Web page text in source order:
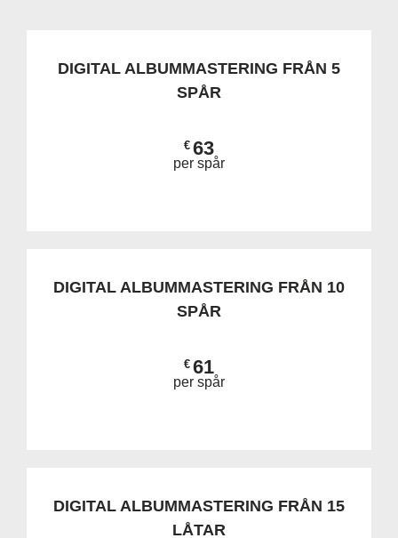
DIGITAL ALBUMMASTERING FRÅN 5
SPÅR
€ 63
per spår
DIGITAL ALBUMMASTERING FRÅN 10
SPÅR
€ 61
per spår
DIGITAL ALBUMMASTERING FRÅN 15
LÅTAR